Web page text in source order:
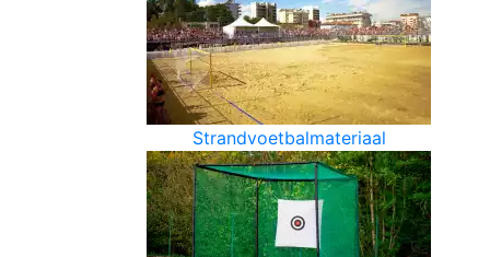
Strandvoetbalmateriaal